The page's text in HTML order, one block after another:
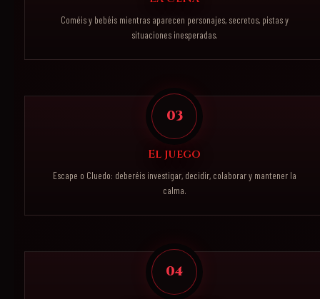
Coméis y bebéis mientras aparecen personajes, secretos, pistas y
situaciones inesperadas.
03
El juego
Escape o Cluedo: deberéis investigar, decidir, colaborar y mantener la
calma.
04